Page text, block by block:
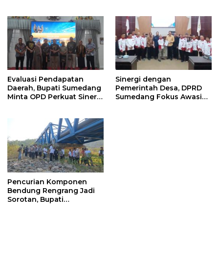
Evaluasi Pendapatan
Daerah, Bupati Sumedang
Minta OPD Perkuat Sinergi
Sinergi dengan
Pemerintah Desa, DPRD
Sumedang Fokus Awasi
Pencurian Komponen
Bendung Rengrang Jadi
Sorotan, Bupati